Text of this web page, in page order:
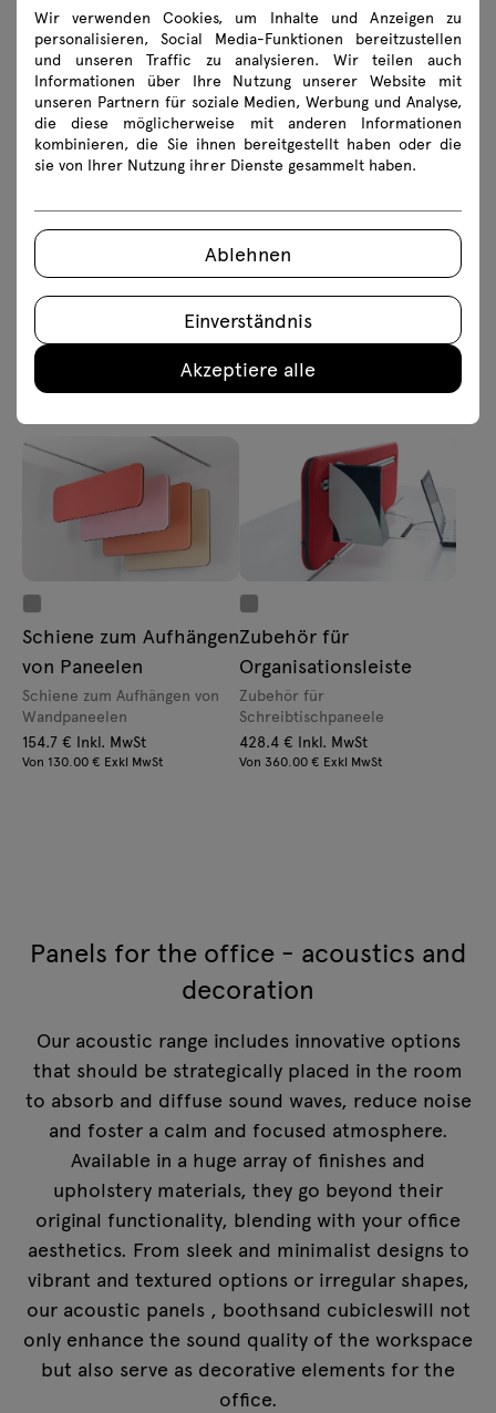
Mix
Deckenpaneele
188.02 € Inkl. MwSt
Von 158.00 € Exkl MwSt
Sonic
Akustik-Wandpaneele
218.96 € Inkl. MwSt
Von 184.00 € Exkl MwSt
+
Bazalto
89.25 € Inkl. MwSt
Sonic
209.44 € Inkl. MwSt
Von 176.00 € Exkl MwSt
Schiene zum Aufhängen
von Paneelen
Schiene zum Aufhängen von
Wandpaneelen
154.7 € Inkl. MwSt
Von 130.00 € Exkl MwSt
Zubehör für
Organisationsleiste
Zubehör für
Schreibtischpaneele
428.4 € Inkl. MwSt
Von 360.00 € Exkl MwSt
Panels for the office - acoustics and
decoration
Our acoustic range includes innovative options
that should be strategically placed in the room
to absorb and diffuse sound waves, reduce noise
and foster a calm and focused atmosphere.
Available in a huge array of finishes and
upholstery materials, they go beyond their
original functionality, blending with your office
aesthetics. From sleek and minimalist designs to
vibrant and textured options or irregular shapes,
our acoustic panels, boothsand cubicleswill not
only enhance the sound quality of the workspace
but also serve as decorative elements for the
office.
Wir verwenden Cookies, um Inhalte und Anzeigen zu
personalisieren, Social Media-Funktionen bereitzustellen
und unseren Traffic zu analysieren. Wir teilen auch
Informationen über Ihre Nutzung unserer Website mit
unseren Partnern für soziale Medien, Werbung und Analyse,
die diese möglicherweise mit anderen Informationen
kombinieren, die Sie ihnen bereitgestellt haben oder die
sie von Ihrer Nutzung ihrer Dienste gesammelt haben.
Ablehnen
Einverständnis
Akzeptiere alle